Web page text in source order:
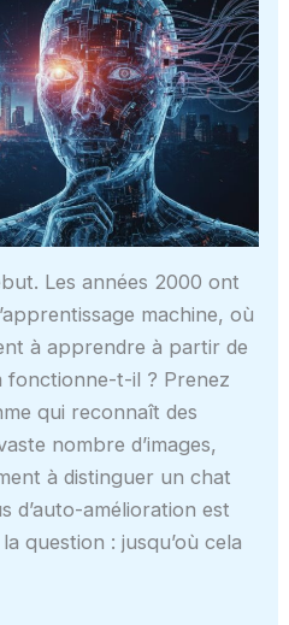
Les années 2000 ont
machine, où
à apprendre à partir de
fonctionne-t-il ? Prenez
qui reconnaît des
nombre d’images,
à distinguer un chat
d’auto-amélioration est
question : jusqu’où cela